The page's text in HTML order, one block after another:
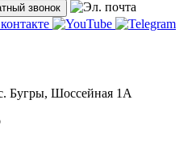
звонок
Бугры, Шоссейная 1А